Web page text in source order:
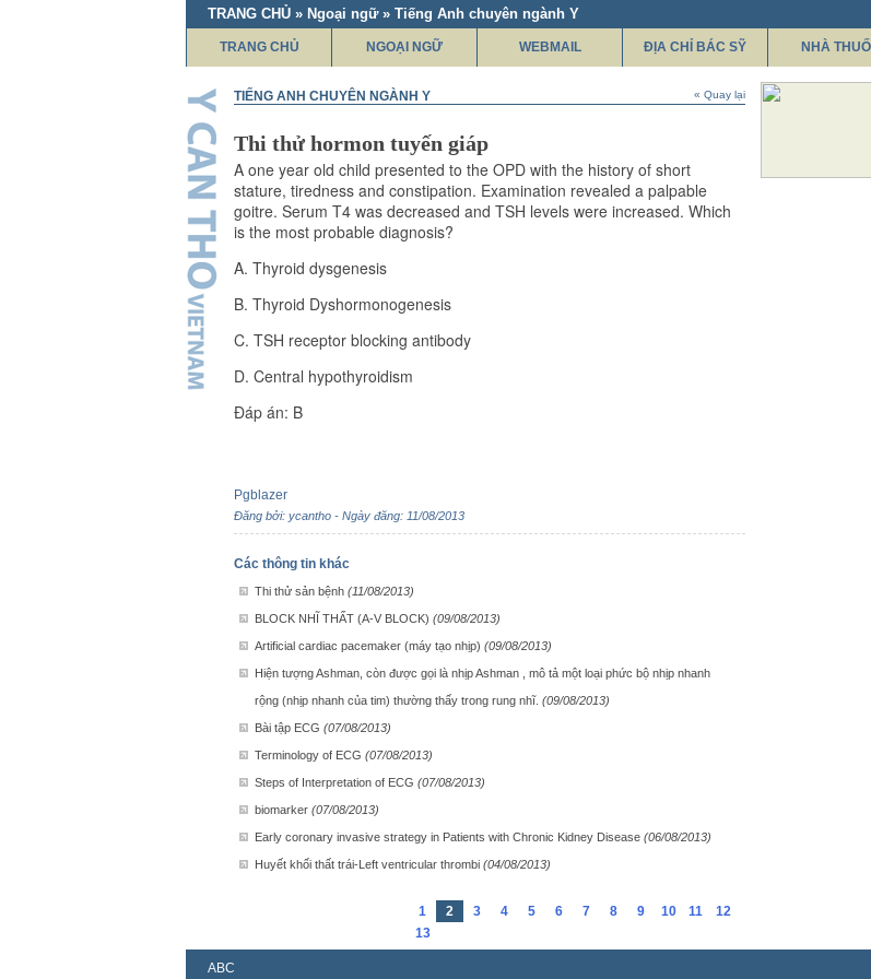
TRANG CHỦ » Ngoại ngữ » Tiếng Anh chuyên ngành Y
TRANG CHỦ NGOẠI NGỮ WEBMAIL ĐỊA CHỈ BÁC SỸ NHÀ
TIẾNG ANH CHUYÊN NGÀNH Y « Quay lại
Thi thử hormon tuyến giáp
A one year old child presented to the OPD with the history of short
stature, tiredness and constipation. Examination revealed a palpable
goitre. Serum T4 was decreased and TSH levels were increased. Which
is the most probable diagnosis?
A. Thyroid dysgenesis
B. Thyroid Dyshormonogenesis
C. TSH receptor blocking antibody
D. Central hypothyroidism
Đáp án: B
Pgblazer
Đăng bởi: ycantho - Ngày đăng: 11/08/2013
Các thông tin khác
Thi thử sản bệnh (11/08/2013)
BLOCK NHĨ THẤT (A-V BLOCK) (09/08/2013)
Artificial cardiac pacemaker (máy tạo nhịp) (09/08/2013)
Hiện tượng Ashman, còn được gọi là nhịp Ashman , mô tả một loại phức bộ nhịp nhanh
rộng (nhịp nhanh của tim) thường thấy trong rung nhĩ. (09/08/2013)
Bài tập ECG (07/08/2013)
Terminology of ECG (07/08/2013)
Steps of Interpretation of ECG (07/08/2013)
biomarker (07/08/2013)
Early coronary invasive strategy in Patients with Chronic Kidney Disease (06/08/2013)
Huyết khối thất trái-Left ventricular thrombi (04/08/2013)
1 2 3 4 5 6 7 8 9 10 11
12
13
ABC